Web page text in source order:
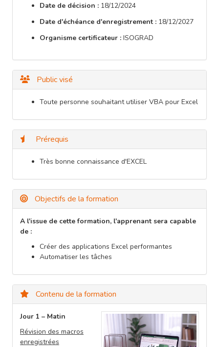
Date de décision : 18/12/2024
Date d'échéance d'enregistrement : 18/12/2027
Organisme certificateur : ISOGRAD
Public visé
Toute personne souhaitant utiliser VBA pour Excel
Prérequis
Très bonne connaissance d'EXCEL
Objectifs de la formation
A l'issue de cette formation, l'apprenant sera capable
de :
Créer des applications Excel performantes
Automatiser les tâches
Contenu de la formation
Jour 1 – Matin
Révision des macros
enregistrées